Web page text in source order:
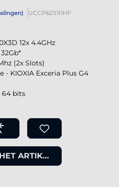
UCCP621I1I1HF
12x 4.4GHz
(2x Slots)
- KIOXIA Exceria Plus G4
64 bits
ARTIKEL